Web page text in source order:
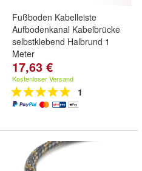
Fußboden Kabelleiste
Aufbodenkanal Kabelbrücke
selbstklebend Halbrund 1
Meter
17,63 €
Kostenloser Versand
1